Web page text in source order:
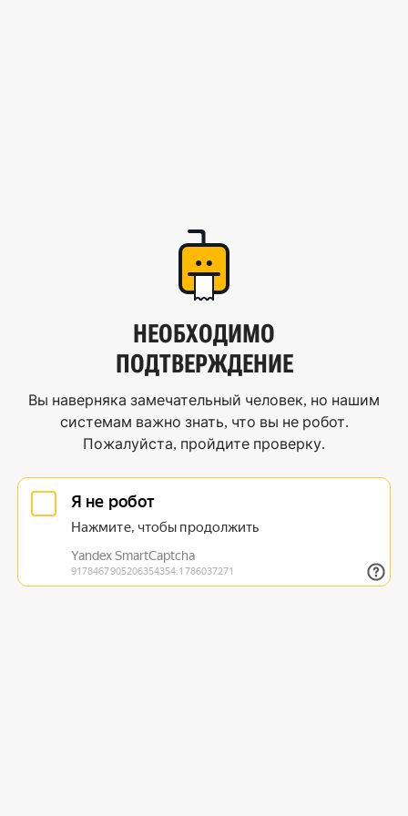
НЕОБХОДИМО
ПОДТВЕРЖДЕНИЕ
Вы наверняка замечательный человек, но нашим
системам важно знать, что вы не робот.
Пожалуйста, пройдите проверку.